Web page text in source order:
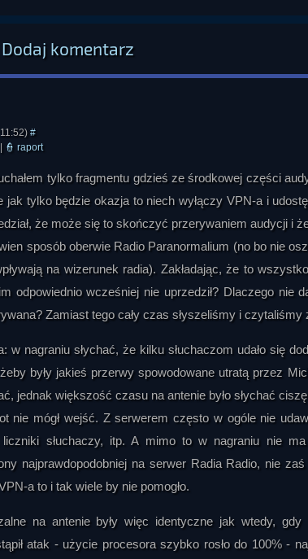
Dodaj komentarz
#
👮 raport
tylko fragmentu gdzieś ze środkowej części
jak tylko będzie okazja to niech wyłączy VPN-a i
że może się to skończyć przerywaniem audycji i
sposób oberwie Radio Paranormalium (no bo nie
na wizerunek radia). Zakładając, że to
odpowiednio wcześniej nie uprzedził? Dlaczego
Zamiast tego cały czas słyszeliśmy i
w nagraniu słychać, że kilku słuchaczom udało się
były jakieś przerwy spowodowane utratą przez
jednak większość czasu na antenie było słychać
nie mógł wejść. Z serwerem często w ogóle nie
liczniki słuchaczy, itp. A mimo to w nagraniu nie
najprawdopodobniej na serwer Radia Radio, nie
a to i tak wiele by nie pomogło.
na antenie były więc identyczne jak wtedy, gdy
atak - użycie procesora szybko rosło do 100% -